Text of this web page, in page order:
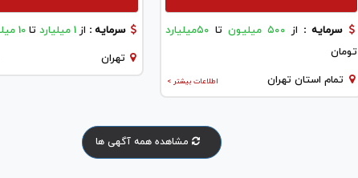
سرمایه : از ۵۰۰ میلیون تا ۵۰میلیارد
تومان
اطلاعات بیشتر > تمام استان تهران
سرمایه : از 1 میلیارد تا 10 میلیارد
تهران
مشاهده همه آگهی ها